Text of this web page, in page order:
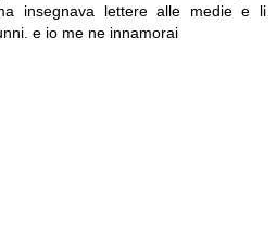
insegnava lettere alle medie e li
e io me ne innamorai